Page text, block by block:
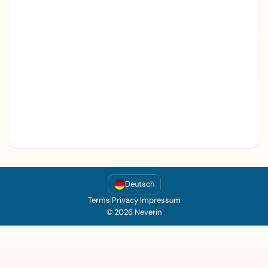
Deutsch
Terms|Privacy|Impressum
© 2026 Neverin